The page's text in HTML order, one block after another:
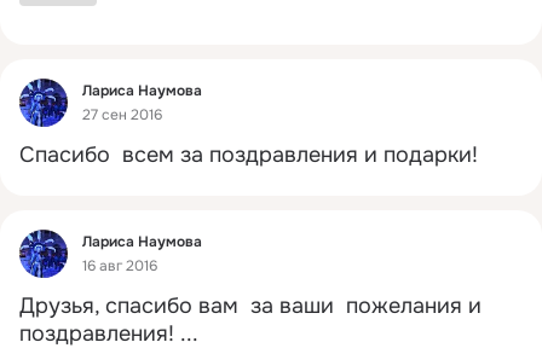
Фид
Лариса Наумова
27 сен 2016
Спасибо  всем за поздравления и подарки!
Фид
Лариса Наумова
16 авг 2016
Друзья, спасибо вам  за ваши  пожелания и
поздравления! ...